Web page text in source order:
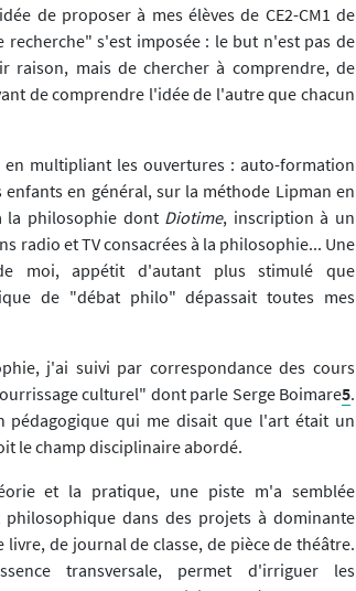
de proposer à mes élèves de CE2-CM1 de
s'est imposée : le but n'est pas de
mais de chercher à comprendre, de
de comprendre l'idée de l'autre que chacun
en multipliant les ouvertures : auto-formation
en général, sur la méthode Lipman en
la philosophie dontDiotime, inscription à un
radio et TV consacrées à la philosophie... Une
moi, appétit d'autant plus stimulé que
de "débat philo" dépassait toutes mes
j'ai suivi par correspondance des cours
culturel" dont parle Serge Boimare5.
pédagogique qui me disait que l'art était un
le champ disciplinaire abordé.
et la pratique, une piste m'a semblée
dans des projets à dominante
de journal de classe, de pièce de théâtre.
transversale, permet d'irriguer les